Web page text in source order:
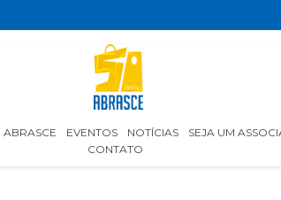
ABRASCE EVENTOS NOTÍCIAS SEJA UM
CONTATO